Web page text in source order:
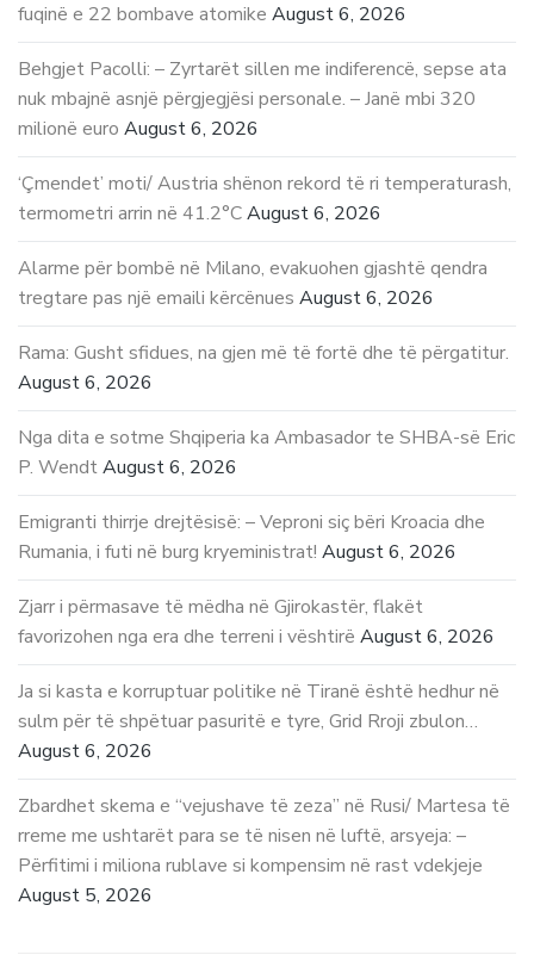
fuqinë e 22 bombave atomike August 6, 2026
Behgjet Pacolli: – Zyrtarët sillen me indiferencë, sepse ata
nuk mbajnë asnjë përgjegjësi personale. – Janë mbi 320
milionë euro August 6, 2026
‘Çmendet’ moti/ Austria shënon rekord të ri temperaturash,
termometri arrin në 41.2°CAugust 6, 2026
Alarme për bombë në Milano, evakuohen gjashtë qendra
tregtare pas një emaili kërcënues August 6, 2026
Rama: Gusht sfidues, na gjen më të fortë dhe të përgatitur.
August 6, 2026
Nga dita e sotme Shqiperia ka Ambasador te SHBA-së Eric
P. WendtAugust 6, 2026
Emigranti thirrje drejtësisë: – Veproni siç bëri Kroacia dhe
Rumania, i futi në burg kryeministrat! August 6, 2026
Zjarr i përmasave të mëdha në Gjirokastër, flakët
favorizohen nga era dhe terreni i vështirë August 6, 2026
Ja si kasta e korruptuar politike në Tiranë është hedhur në
sulm për të shpëtuar pasuritë e tyre, Grid Rroji zbulon…
August 6, 2026
Zbardhet skema e “vejushave të zeza” në Rusi/ Martesa të
rreme me ushtarët para se të nisen në luftë, arsyeja: –
Përfitimi i miliona rublave si kompensim në rast vdekjeje
August 5, 2026